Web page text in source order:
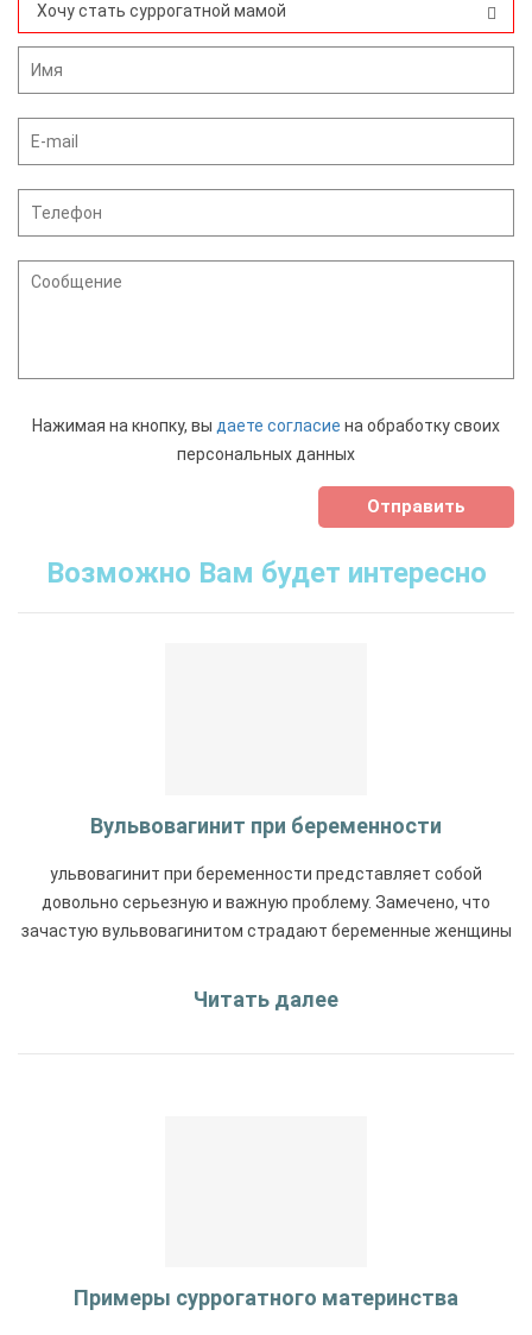
Хочу стать суррогатной мамой
Нажимая на кнопку, вы даете согласие на обработку своих
персональных данных
Отправить
Возможно Вам будет интересно
Вульвовагинит при беременности
ульвовагинит при беременности представляет собой
довольно серьезную и важную проблему. Замечено, что
зачастую вульвовагинитом страдают беременные женщины
Читать далее
Примеры суррогатного материнства